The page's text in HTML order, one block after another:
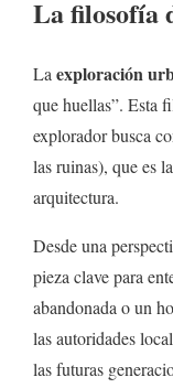
La filosofía
La exploración
que huellas”. Esta
explorador busca
las ruinas), que es
arquitectura.
Desde una
pieza clave para
abandonada o un
las autoridades
las futuras